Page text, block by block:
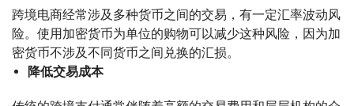
跨境电商经常涉及多种货币之间的交易，有一定汇率波动风
险。使用加密货币为单位的购物可以减少这种风险，因为加
密货币不涉及不同货币之间兑换的汇损。
降低交易成本